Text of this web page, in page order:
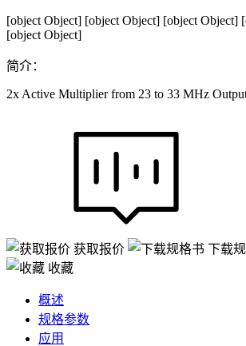
[object Object] [object Object] [object Object]
[object Object]
简介：
2x Active Multiplier from 23 to 33 MHz
获取报价
下载
收藏
概述
规格参数
应用